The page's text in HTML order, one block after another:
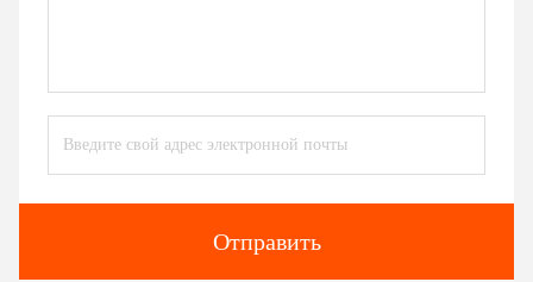
Отправить